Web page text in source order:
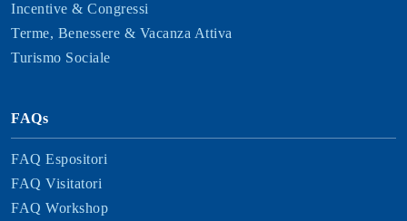
Incentive & Congressi
Terme, Benessere & Vacanza Attiva
Turismo Sociale
FAQs
FAQ Espositori
FAQ Visitatori
FAQ Workshop